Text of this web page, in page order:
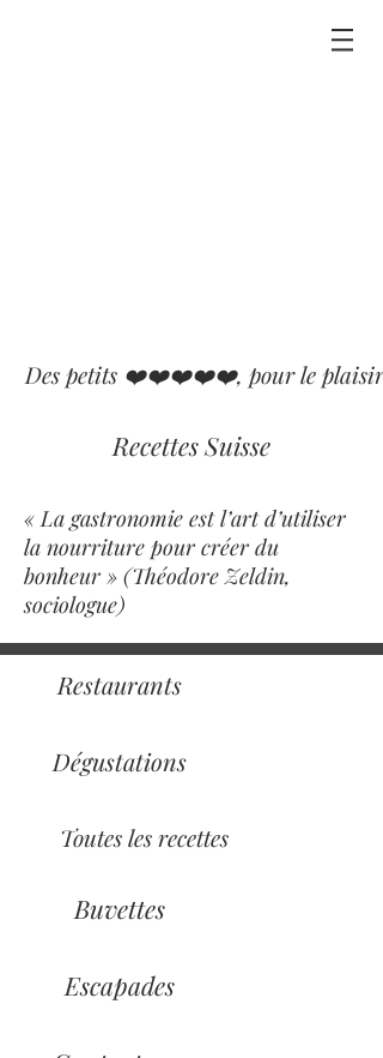
Des petits ❤️❤️❤️❤️❤️, pour le plaisir
Recettes Suisse
« La gastronomie est l’art d’utiliser
la nourriture pour créer du
bonheur » (Théodore Zeldin,
sociologue)
Restaurants
Dégustations
Toutes les recettes
Buvettes
Escapades